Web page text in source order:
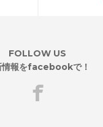
FOLLOW US
情報をfacebookで！